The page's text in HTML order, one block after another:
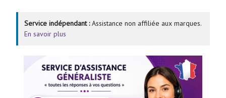
Service indépendant :Assistance non affiliée aux marques.
En savoir plus